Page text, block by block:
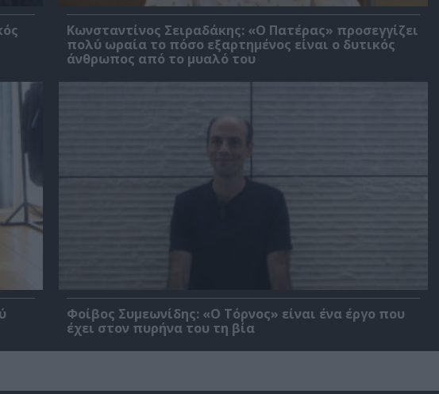
Κωνσταντίνος Σειραδάκης: «O Πατέρας» προσεγγίζει
πολύ ωραία το πόσο εξαρτημένος είναι ο δυτικός
άνθρωπος από το μυαλό του
Φοίβος Συμεωνίδης: «Ο Τόρνος» είναι ένα έργο που
έχει στον πυρήνα του τη βία